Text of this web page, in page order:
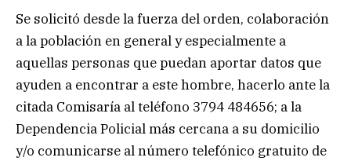
Se solicitó desde la fuerza del orden, colaboración
a la población en general y especialmente a
aquellas personas que puedan aportar datos que
ayuden a encontrar a este hombre, hacerlo ante la
citada Comisaría al teléfono 3794 484656; a la
Dependencia Policial más cercana a su domicilio
y/o comunicarse al número telefónico gratuito de